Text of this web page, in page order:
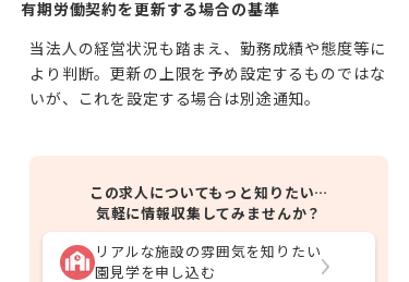
有期労働契約を更新する場合の基準
当法人の経営状況も踏まえ、勤務成績や態度等に
より判断。更新の上限を予め設定するものではな
いが、これを設定する場合は別途通知。
この求人についてもっと知りたい…
気軽に情報収集してみませんか？
リアルな施設の雰囲気を知りたい
園見学を申し込む